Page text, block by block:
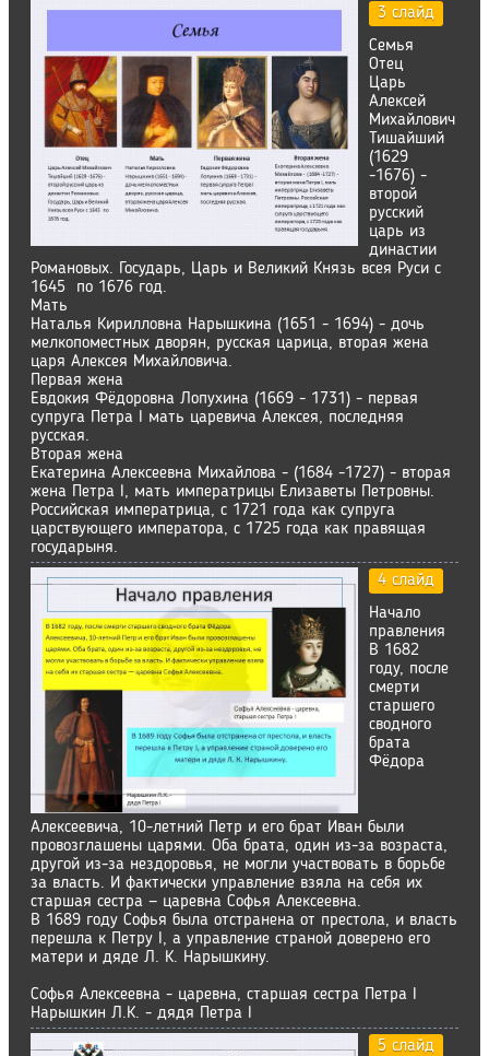
3 слайд
Семья
Отец
Царь
Алексей
Михайлович
Тишайший
(1629
-1676) -
второй
русский
царь из
династии
Романовых. Государь, Царь и Великий Князь всея Руси с
1645 по 1676 год.
Мать
Наталья Кирилловна Нарышкина (1651 - 1694) - дочь
мелкопоместных дворян, русская царица, вторая жена
царя Алексея Михайловича.
Первая жена
Евдокия Фёдоровна Лопухина (1669 - 1731) - первая
супруга Петра I мать царевича Алексея, последняя
русская.
Вторая жена
Екатерина Алексеевна Михайлова - (1684 -1727) - вторая
жена Петра I, мать императрицы Елизаветы Петровны.
Российская императрица, с 1721 года как супруга
царствующего императора, с 1725 года как правящая
государыня.
4 слайд
Начало
правления
В 1682
году, после
смерти
старшего
сводного
брата
Фёдора
Алексеевича, 10-летний Петр и его брат Иван были
провозглашены царями. Оба брата, один из-за возраста,
другой из-за нездоровья, не могли участвовать в борьбе
за власть. И фактически управление взяла на себя их
старшая сестра — царевна Софья Алексеевна.
В 1689 году Софья была отстранена от престола, и власть
перешла к Петру I, а управление страной доверено его
матери и дяде Л. К. Нарышкину.
Софья Алексеевна - царевна, старшая сестра Петра I
Нарышкин Л.К. - дядя Петра I
5 слайд